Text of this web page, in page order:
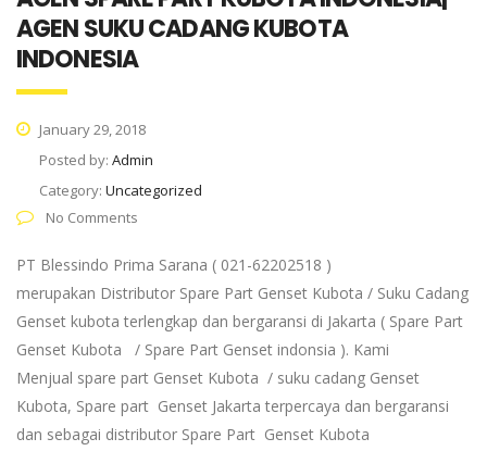
AGEN SUKU CADANG KUBOTA
INDONESIA
January 29, 2018
Posted by: Admin
Category: Uncategorized
No Comments
PT Blessindo Prima Sarana ( 021-62202518 )
merupakan Distributor Spare Part Genset Kubota / Suku Cadang
Genset kubota terlengkap dan bergaransi di Jakarta ( Spare Part
Genset Kubota / Spare Part Genset indonsia ). Kami
Menjual spare part Genset Kubota / suku cadang Genset
Kubota, Spare part Genset Jakarta terpercaya dan bergaransi
dan sebagai distributor Spare Part Genset Kubota